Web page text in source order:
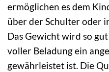
ermöglichen es dem
über der Schulter oder
Das Gewicht wird so
voller Beladung ein
gewährleistet ist. Die